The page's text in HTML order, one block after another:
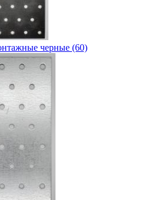
черные (60)